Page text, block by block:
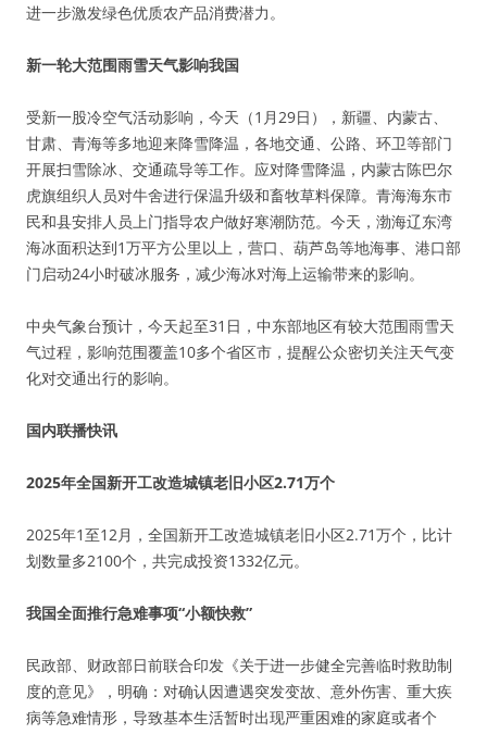
进一步激发绿色优质农产品消费潜力。
新一轮大范围雨雪天气影响我国
受新一股冷空气活动影响，今天（1月29日），新疆、内蒙古、
甘肃、青海等多地迎来降雪降温，各地交通、公路、环卫等部门
开展扫雪除冰、交通疏导等工作。应对降雪降温，内蒙古陈巴尔
虎旗组织人员对牛舍进行保温升级和畜牧草料保障。青海海东市
民和县安排人员上门指导农户做好寒潮防范。今天，渤海辽东湾
海冰面积达到1万平方公里以上，营口、葫芦岛等地海事、港口部
门启动24小时破冰服务，减少海冰对海上运输带来的影响。
中央气象台预计，今天起至31日，中东部地区有较大范围雨雪天
气过程，影响范围覆盖10多个省区市，提醒公众密切关注天气变
化对交通出行的影响。
国内联播快讯
2025年全国新开工改造城镇老旧小区2.71万个
2025年1至12月，全国新开工改造城镇老旧小区2.71万个，比计
划数量多2100个，共完成投资1332亿元。
我国全面推行急难事项“小额快救”
民政部、财政部日前联合印发《关于进一步健全完善临时救助制
度的意见》，明确：对确认因遭遇突发变故、意外伤害、重大疾
病等急难情形，导致基本生活暂时出现严重困难的家庭或者个